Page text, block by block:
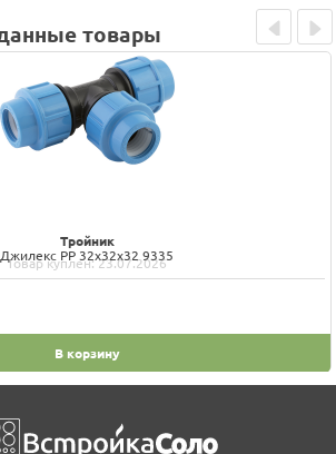
товары
Тройник
Джилекс РР 32x32x32 9335
Товар куплен: 23.07.2026
В корзину
Prev Next